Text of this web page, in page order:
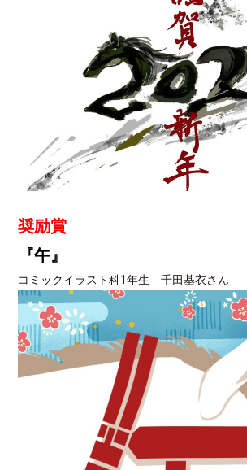
奨励賞
『午』
コミックイラスト科1年生 千田基衣さん